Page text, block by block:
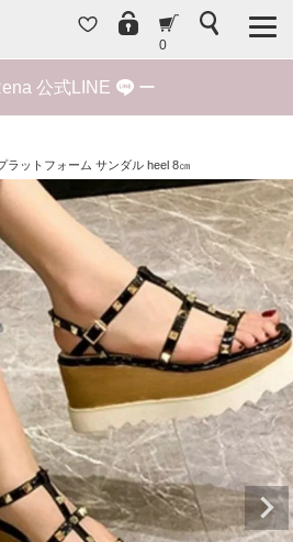
0
公式LINE ー
ラットフォーム サンダル heel 8㎝